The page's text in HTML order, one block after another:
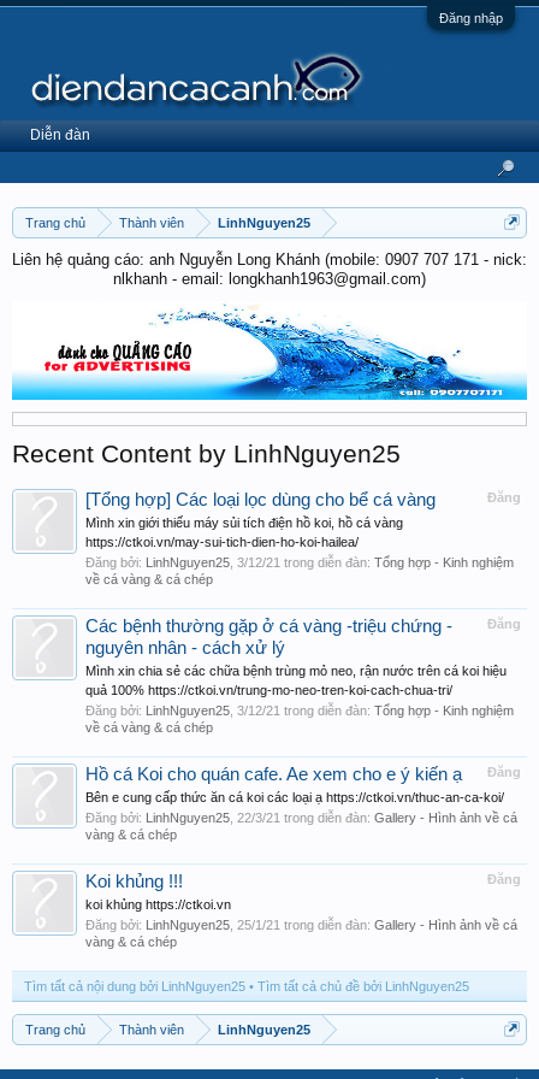
Đăng nhập
Trang chủ Thành viên LinhNguyen25
Liên hệ quảng cáo: anh Nguyễn Long Khánh (mobile: 0907 707 171 - nick:
nlkhanh - email: longkhanh1963@gmail.com)
Recent Content by LinhNguyen25
Đăng
[Tổng hợp] Các loại lọc dùng cho bể cá vàng
Mình xin giới thiếu máy sủi tích điện hồ koi, hồ cá vàng
https://ctkoi.vn/may-sui-tich-dien-ho-koi-hailea/
Đăng bởi: LinhNguyen25 3/12/21 trong diễn đàn: Tổng hợp - Kinh nghiệm
về cá vàng & cá chép
Đăng
Các bệnh thường gặp ở cá vàng -triệu chứng -
nguyên nhân - cách xử lý
Mình xin chia sẻ các chữa bệnh trùng mỏ neo, rận nước trên cá koi hiệu
quả 100% https://ctkoi.vn/trung-mo-neo-tren-koi-cach-chua-tri/
Đăng bởi: LinhNguyen25 3/12/21 trong diễn đàn: Tổng hợp - Kinh nghiệm
về cá vàng & cá chép
Đăng
Hồ cá Koi cho quán cafe. Ae xem cho e ý kiến ạ
Bên e cung cấp thức ăn cá koi các loại ạ https://ctkoi.vn/thuc-an-ca-koi/
Đăng bởi: LinhNguyen25 22/3/21 trong diễn đàn: Gallery - Hình ảnh về cá
vàng & cá chép
Đăng
Koi khủng !!!
koi khủng https://ctkoi.vn
Đăng bởi: LinhNguyen25 25/1/21 trong diễn đàn: Gallery - Hình ảnh về cá
vàng & cá chép
Tìm tất cả nội dung bởi LinhNguyen25 Tìm tất cả chủ đề bởi LinhNguyen25
Trang chủ Thành viên LinhNguyen25
Diễn đàn